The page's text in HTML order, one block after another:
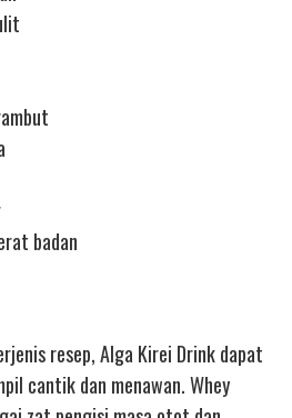
badan
resep, Alga Kirei Drink dapat
cantik dan menawan. Whey